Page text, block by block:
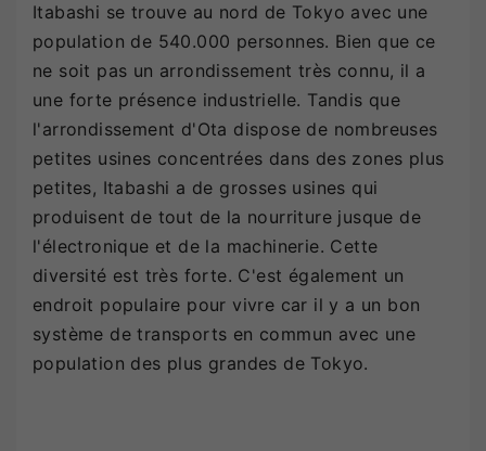
Itabashi se trouve au nord de Tokyo avec une
population de 540.000 personnes. Bien que ce
ne soit pas un arrondissement très connu, il a
une forte présence industrielle. Tandis que
l'arrondissement d'Ota dispose de nombreuses
petites usines concentrées dans des zones plus
petites, Itabashi a de grosses usines qui
produisent de tout de la nourriture jusque de
l'électronique et de la machinerie. Cette
diversité est très forte. C'est également un
endroit populaire pour vivre car il y a un bon
système de transports en commun avec une
population des plus grandes de Tokyo.